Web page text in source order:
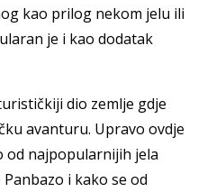
kao prilog nekom jelu ili
je i kao dodatak
dio zemlje gdje
avanturu. Upravo ovdje
od najpopularnijih jela
i kako se od